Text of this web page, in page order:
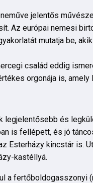
jelentős
Az európai nemesi
mutatja be,
család eddig
orgonája is,
legjelentősebb és
is fellépett, és jó
Esterházy kincstár is.
kastéllyá.
a fertőboldogasszonyi